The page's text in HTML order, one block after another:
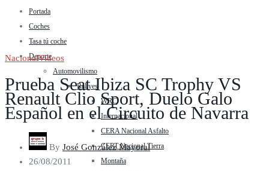
Portada
Coches
Tasa tú coche
Deporte
Automovilismo
Rallyes
WRC
Internacional
CERA Nacional Asfalto
CERT Nacional Tierra
Montaña
NacionalVideos
Prueba Seat Ibiza SC Trophy VS
Renault Clio Sport, Duelo Galo
Español en el Circuito de Navarra
By José González Mayoral
26/08/2011